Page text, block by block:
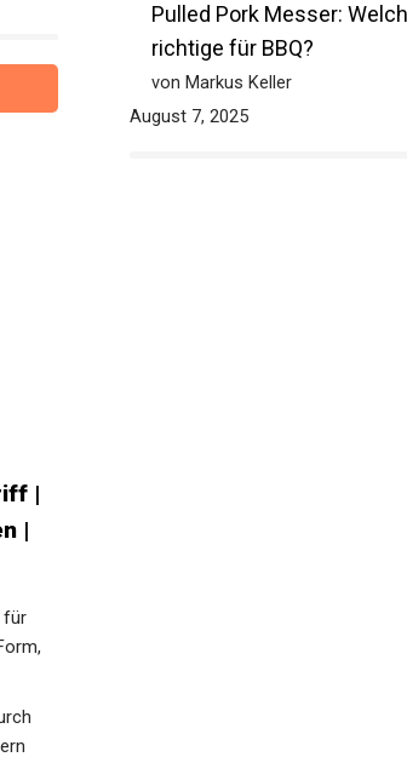
|
|
für
Pulled Pork Messer:
richtige für BBQ?
von Markus Keller
August 7, 2025